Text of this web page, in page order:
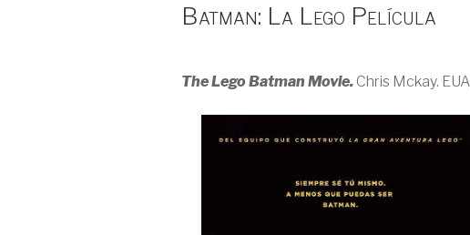
Batman: La Lego Película
The Lego Batman Movie. Chris Mckay.